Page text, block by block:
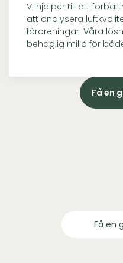
Vi hjälper till att
att analysera
föroreningar. Våra
behaglig miljö för
Få en
Få en